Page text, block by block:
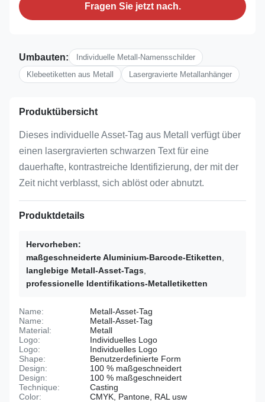
Fragen Sie jetzt nach.
Umbauten:
Individuelle Metall-Namensschilder
Klebeetiketten aus Metall
Lasergravierte Metallanhänger
Produktübersicht
Dieses individuelle Asset-Tag aus Metall verfügt über
einen lasergravierten schwarzen Text für eine
dauerhafte, kontrastreiche Identifizierung, der mit der
Zeit nicht verblasst, sich ablöst oder abnutzt.
Produktdetails
Hervorheben:
maßgeschneiderte Aluminium-Barcode-Etiketten
langlebige Metall-Asset-Tags
professionelle Identifikations-Metalletiketten
Name:
Metall-Asset-Tag
Name:
Metall-Asset-Tag
Material:
Metall
Logo:
Individuelles Logo
Logo:
Individuelles Logo
Shape:
Benutzerdefinierte Form
Design:
100 % maßgeschneidert
Design:
100 % maßgeschneidert
Technique:
Casting
Color:
CMYK, Pantone, RAL usw